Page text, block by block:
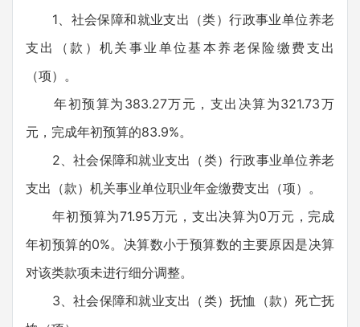
1、社会保障和就业支出（类）行政事业单位养老
支出（款）机关事业单位基本养老保险缴费支出
（项）。
年初预算为383.27万元，支出决算为321.73万
元，完成年初预算的83.9%。
2、社会保障和就业支出（类）行政事业单位养老
支出（款）机关事业单位职业年金缴费支出（项）。
年初预算为71.95万元，支出决算为0万元，完成
年初预算的0%。决算数小于预算数的主要原因是决算
对该类款项未进行细分调整。
3、社会保障和就业支出（类）抚恤（款）死亡抚